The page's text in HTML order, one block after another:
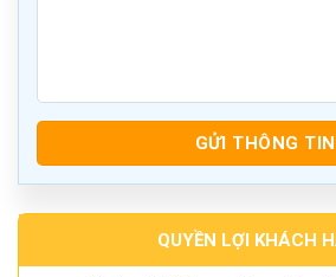
QUYỀN LỢI KHÁCH